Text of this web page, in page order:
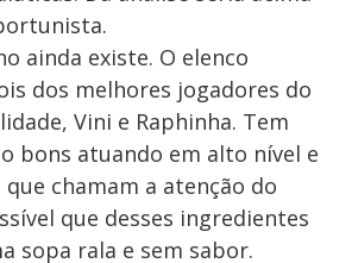
ainda existe. O elenco
dos melhores jogadores do
Vini e Raphinha. Tem
bons atuando em alto nível e
chamam a atenção do
que desses ingredientes
sopa rala e sem sabor.